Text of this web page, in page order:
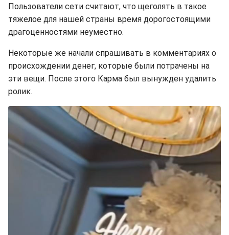
Пользователи сети считают, что щеголять в такое
тяжелое для нашей страны время дорогостоящими
драгоценностями неуместно.
Некоторые же начали спрашивать в комментариях о
происхождении денег, которые были потрачены на
эти вещи. После этого Карма был вынужден удалить
ролик.